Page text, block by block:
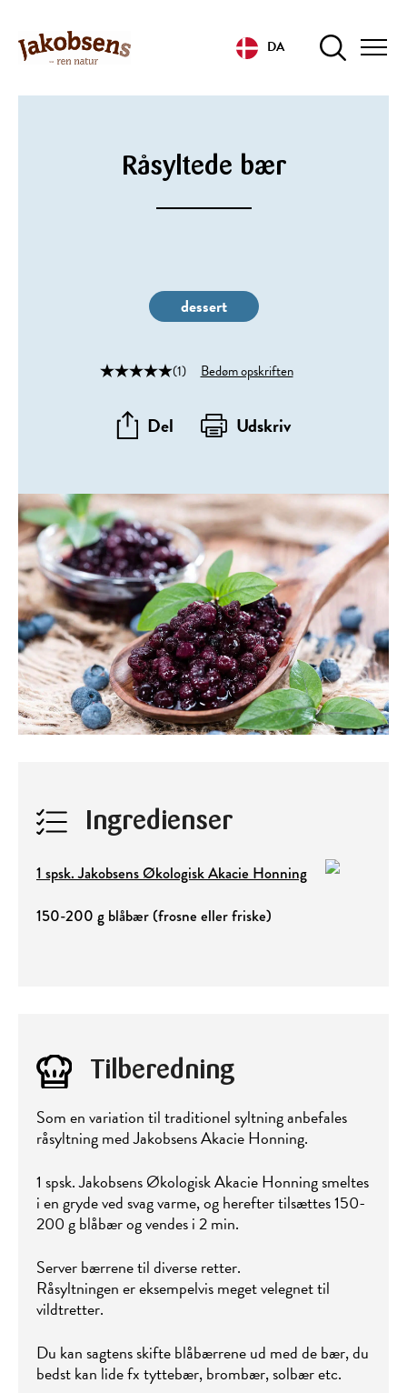
DA
Råsyltede bær
dessert
(1) Bedøm opskriften
Del Udskriv
Ingredienser
1 spsk. Jakobsens Økologisk Akacie Honning
150-200 g blåbær (frosne eller friske)
Tilberedning
Som en variation til traditionel syltning anbefales
råsyltning med Jakobsens Akacie Honning.
1 spsk. Jakobsens Økologisk Akacie Honning smeltes
i en gryde ved svag varme, og herefter tilsættes 150-
200 g blåbær og vendes i 2 min.
Server bærrene til diverse retter.
Råsyltningen er eksempelvis meget velegnet til
vildtretter.
Du kan sagtens skifte blåbærrene ud med de bær, du
bedst kan lide fx tyttebær, brombær, solbær etc.